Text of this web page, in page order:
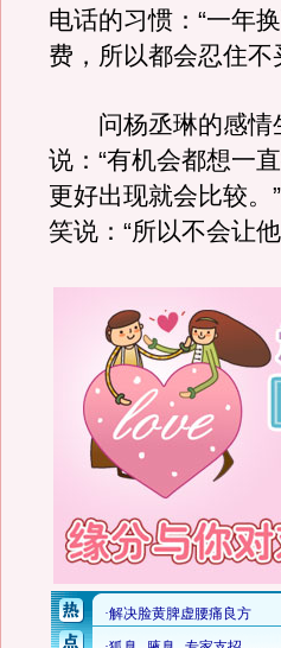
电话的习惯：“一年
费，所以都会忍住不
问杨丞琳的感情
说：“有机会都想一
更好出现就会比较
笑说：“所以不会让他